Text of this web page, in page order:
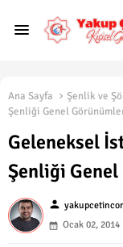
Ana Sayfa Şenlik ve
Şenliği Genel
Geleneksel
Şenliği
person
Ocak 02, 2014